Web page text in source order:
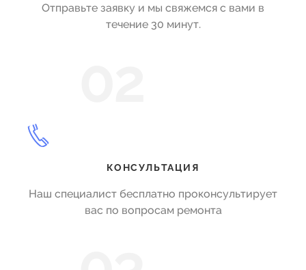
Отправьте заявку и мы свяжемся с вами в
течение 30 минут.
КОНСУЛЬТАЦИЯ
Наш специалист бесплатно проконсультирует
вас по вопросам ремонта